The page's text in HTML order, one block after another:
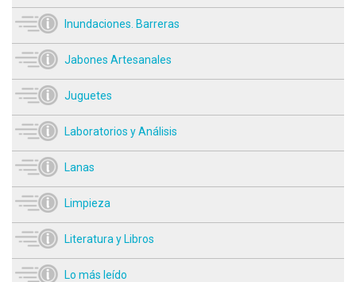
Inundaciones. Barreras
Jabones Artesanales
Juguetes
Laboratorios y Análisis
Lanas
Limpieza
Literatura y Libros
Lo más leído